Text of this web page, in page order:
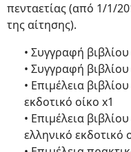
πενταετίας (από 1/1/
της αίτησης).
• Συγγραφή
• Συγγραφή
• Επιμέλεια
εκδοτικό οίκο x1
• Επιμέλεια
ελληνικό εκδοτικό